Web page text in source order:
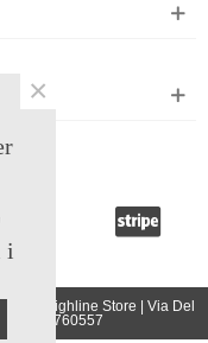
& c | Highline Store | Via Del
01426760557
i
×